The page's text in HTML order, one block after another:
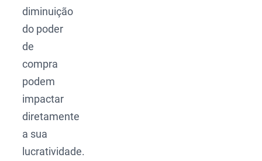
diminuição
do poder
de
compra
podem
impactar
diretamente
a sua
lucratividade.